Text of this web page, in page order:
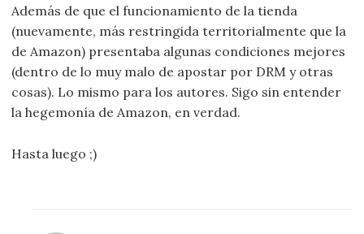
Además de que el funcionamiento de la tienda
(nuevamente, más restringida territorialmente que la
de Amazon) presentaba algunas condiciones mejores
(dentro de lo muy malo de apostar por DRM y otras
cosas). Lo mismo para los autores. Sigo sin entender
la hegemonía de Amazon, en verdad.
Hasta luego ;)